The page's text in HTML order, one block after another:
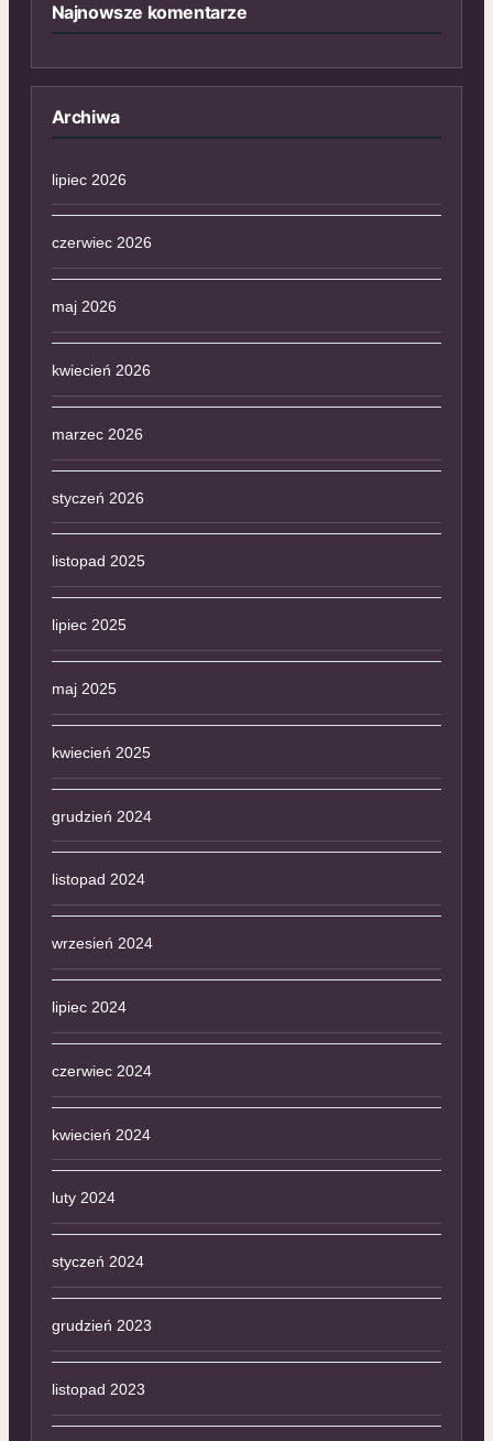
Najnowsze komentarze
Archiwa
lipiec 2026
czerwiec 2026
maj 2026
kwiecień 2026
marzec 2026
styczeń 2026
listopad 2025
lipiec 2025
maj 2025
kwiecień 2025
grudzień 2024
listopad 2024
wrzesień 2024
lipiec 2024
czerwiec 2024
kwiecień 2024
luty 2024
styczeń 2024
grudzień 2023
listopad 2023